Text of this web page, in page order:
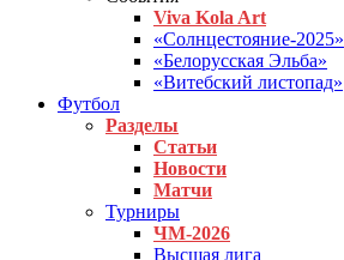
Viva Kola Art
«Солнцестояние-2025»
«Белорусская Эльба»
«Витебский листопад»
Футбол
Разделы
Статьи
Новости
Матчи
Турниры
ЧМ-2026
Высшая лига